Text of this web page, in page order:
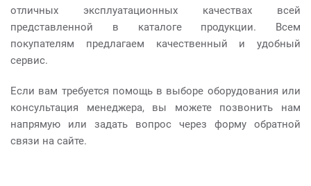
отличных эксплуатационных качествах всей
представленной в каталоге продукции. Всем
покупателям предлагаем качественный и удобный
сервис.
Если вам требуется помощь в выборе оборудования или
консультация менеджера, вы можете позвонить нам
напрямую или задать вопрос через форму обратной
связи на сайте.